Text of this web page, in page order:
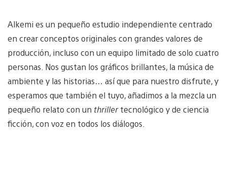
Alkemi es un pequeño estudio independiente centrado
en crear conceptos originales con grandes valores de
producción, incluso con un equipo limitado de solo cuatro
personas. Nos gustan los gráficos brillantes, la música de
ambiente y las historias… así que para nuestro disfrute, y
esperamos que también el tuyo, añadimos a la mezcla un
pequeño relato con un thrillertecnológico y de ciencia
ficción, con voz en todos los diálogos.